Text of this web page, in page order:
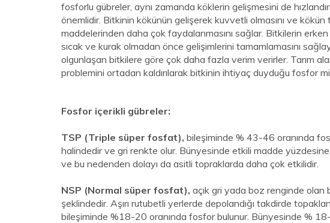
fosforlu gübreler, aynı zamanda köklerin gelişmesini de
önemlidir. Bitkinin kökünün gelişerek kuvvetli olmasını ve
maddelerinden daha çok faydalanmasını sağlar. Bitkilerin
sıcak ve kurak olmadan önce gelişimlerini tamamlamasını
olgunlaşan bitkilere göre çok daha fazla verim verirler. Tarım
problemini ortadan kaldırılarak bitkinin ihtiyaç duyduğu fosfor
Fosfor içerikli gübreler:
TSP (Triple süper fosfat), bileşiminde % 43-46 oranında
halindedir ve gri renkte olur. Bünyesinde etkili madde
ve bu nedenden dolayı da asitli topraklarda daha çok etkilidir.
NSP (Normal süper fosfat), açık gri yada boz renginde olan
şeklindedir. Aşırı rutubetli yerlerde depolandığı takdirde
bileşiminde %18-20 oranında fosfor bulunur. Bünyesinde %